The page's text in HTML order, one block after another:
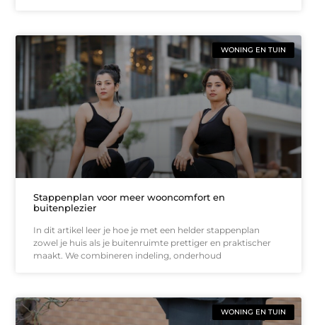
WONING EN TUIN
Stappenplan voor meer wooncomfort en
buitenplezier
In dit artikel leer je hoe je met een helder stappenplan
zowel je huis als je buitenruimte prettiger en praktischer
maakt. We combineren indeling, onderhoud
WONING EN TUIN